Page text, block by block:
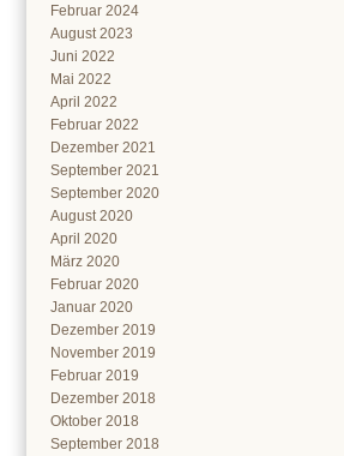
Februar 2024
August 2023
Juni 2022
Mai 2022
April 2022
Februar 2022
Dezember 2021
September 2021
September 2020
August 2020
April 2020
März 2020
Februar 2020
Januar 2020
Dezember 2019
November 2019
Februar 2019
Dezember 2018
Oktober 2018
September 2018